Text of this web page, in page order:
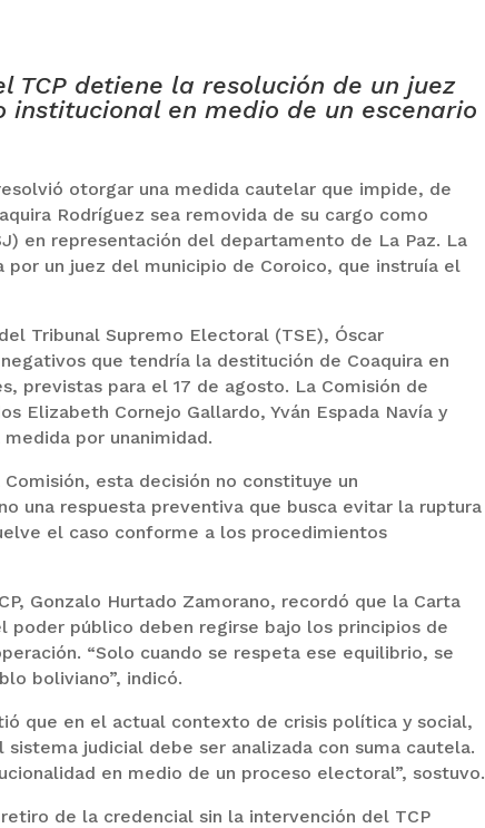
detiene la resolución de un juez
institucional en medio de un escenario
otorgar una medida cautelar que impide, de
Rodríguez sea removida de su cargo como
en representación del departamento de La Paz. La
un juez del municipio de Coroico, que instruía el
Tribunal Supremo Electoral (TSE), Óscar
que tendría la destitución de Coaquira en
previstas para el 17 de agosto. La Comisión de
Elizabeth Cornejo Gallardo, Yván Espada Navía y
por unanimidad.
esta decisión no constituye un
una respuesta preventiva que busca evitar la ruptura
el caso conforme a los procedimientos
Gonzalo Hurtado Zamorano, recordó que la Carta
poder público deben regirse bajo los principios de
“Solo cuando se respeta ese equilibrio, se
boliviano”, indicó.
que en el actual contexto de crisis política y social,
judicial debe ser analizada con suma cautela.
en medio de un proceso electoral”, sostuvo.
de la credencial sin la intervención del TCP